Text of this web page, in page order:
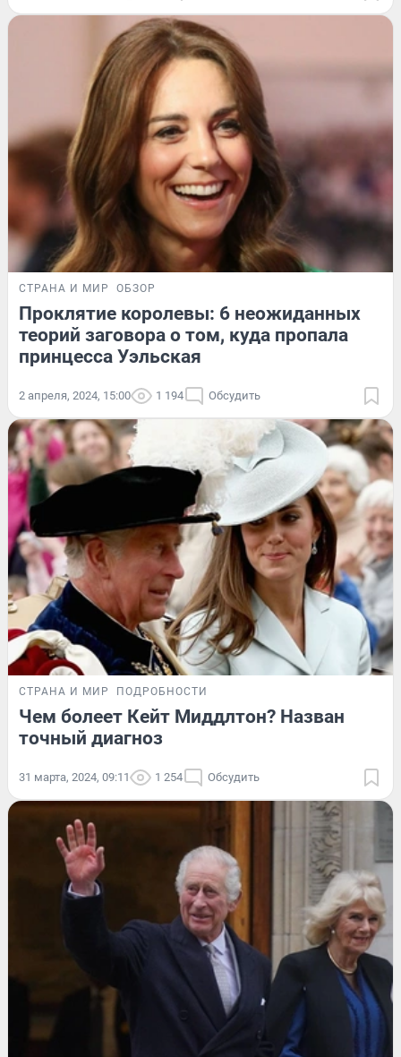
СТРАНА И МИР ОБЗОР
Проклятие королевы: 6 неожиданных
теорий заговора о том, куда пропала
принцесса Уэльская
2 апреля, 2024, 15:00 1 194 Обсудить
СТРАНА И МИР ПОДРОБНОСТИ
Чем болеет Кейт Миддлтон? Назван
точный диагноз
31 марта, 2024, 09:11 1 254 Обсудить